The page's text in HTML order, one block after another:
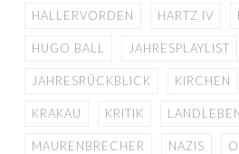
HALLERVORDEN HARTZ IV
HUGO BALL JAHRESPLAYLIST
JAHRESRÜCKBLICK KIRCHEN
KRAKAU KRITIK
MAURENBRECHER NAZIS